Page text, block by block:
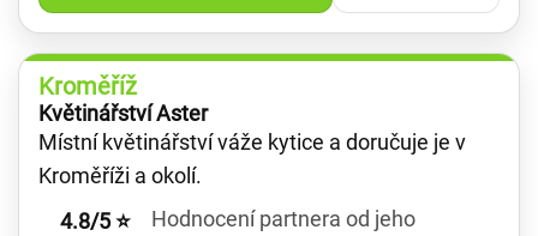
Kroměříž
Květinářství Aster
Místní květinářství váže kytice a doručuje je v
Kroměříži a okolí.
4.8/5 ⭐
Hodnocení partnera od jeho